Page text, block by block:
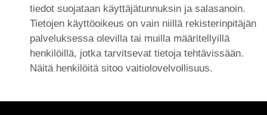
tiedot suojataan käyttäjätunnuksin ja salasanoin.
Tietojen käyttöoikeus on vain niillä rekisterinpitäjän
palveluksessa olevilla tai muilla määritellyillä
henkilöillä, jotka tarvitsevat tietoja tehtävissään.
Näitä henkilöitä sitoo vaitiolovelvollisuus.